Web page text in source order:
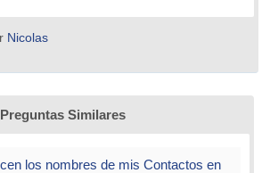
Nicolas
Preguntas Similares
los nombres de mis Contactos en